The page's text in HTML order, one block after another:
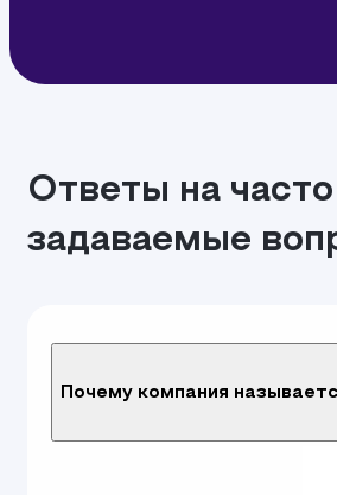
Ответы на часто
задаваемые
Почему компания